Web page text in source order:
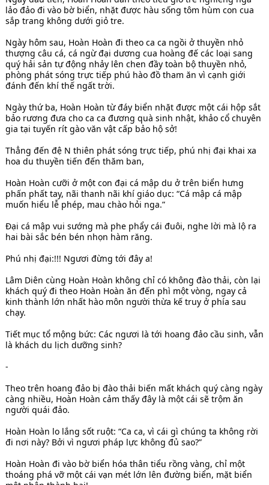
lảo đảo đi vào bờ biển, nhặt được hàu sống tôm hùm con cua
sắp trang không dưới giỏ tre.
Ngày hôm sau, Hoàn Hoàn đi theo ca ca ngồi ở thuyền nhỏ
thượng câu cá, cá ngừ đại dương cua hoàng đế các loại sang
quý hải sản tự động nhảy lên chen đầy toàn bộ thuyền nhỏ,
phòng phát sóng trực tiếp phú hào đồ tham ăn vì cạnh giới
đánh đến khí thế ngất trời.
Ngày thứ ba, Hoàn Hoàn từ đáy biển nhặt được một cái hộp sắt
bảo rương đưa cho ca ca đương quà sinh nhật, khảo cổ chuyên
gia tại tuyến rít gào văn vật cấp bảo hộ sở!
Thẳng đến đệ N thiên phát sóng trực tiếp, phú nhị đại khai xa
hoa du thuyền tiến đến thăm ban,
Hoàn Hoàn cưỡi ở một con đại cá mập du ở trên biển hưng
phấn phất tay, nãi thanh nãi khí giáo dục: “Cá mập cá mập
muốn hiểu lễ phép, mau chào hỏi nga.”
Đại cá mập vui sướng mà phe phẩy cái đuôi, nghe lời mà lộ ra
hai bài sắc bén bén nhọn hàm răng.
Phú nhị đại:!!! Ngươi đừng tới đây a!
Lâm Diên cùng Hoàn Hoàn không chỉ có không đào thải, còn lại
khách quý đi theo Hoàn Hoàn ăn đến phì một vòng, ngay cả
kinh thành lớn nhất hào môn người thừa kế truy ở phía sau
chạy.
Tiết mục tổ mộng bức: Các ngươi là tới hoang đảo cầu sinh, vẫn
là khách du lịch dưỡng sinh?
-
Theo trên hoang đảo bị đào thải biến mất khách quý càng ngày
càng nhiều, Hoàn Hoàn cảm thấy đây là một cái sẽ trộm ăn
người quái đảo.
Hoàn Hoàn lo lắng sốt ruột: “Ca ca, vì cái gì chúng ta không rời
đi nơi này? Bởi vì ngươi pháp lực không đủ sao?”
Hoàn Hoàn đi vào bờ biển hóa thân tiểu rồng vàng, chỉ một
thoáng phá vỡ một cái vạn mét lớn lên đường biển, mặt biển